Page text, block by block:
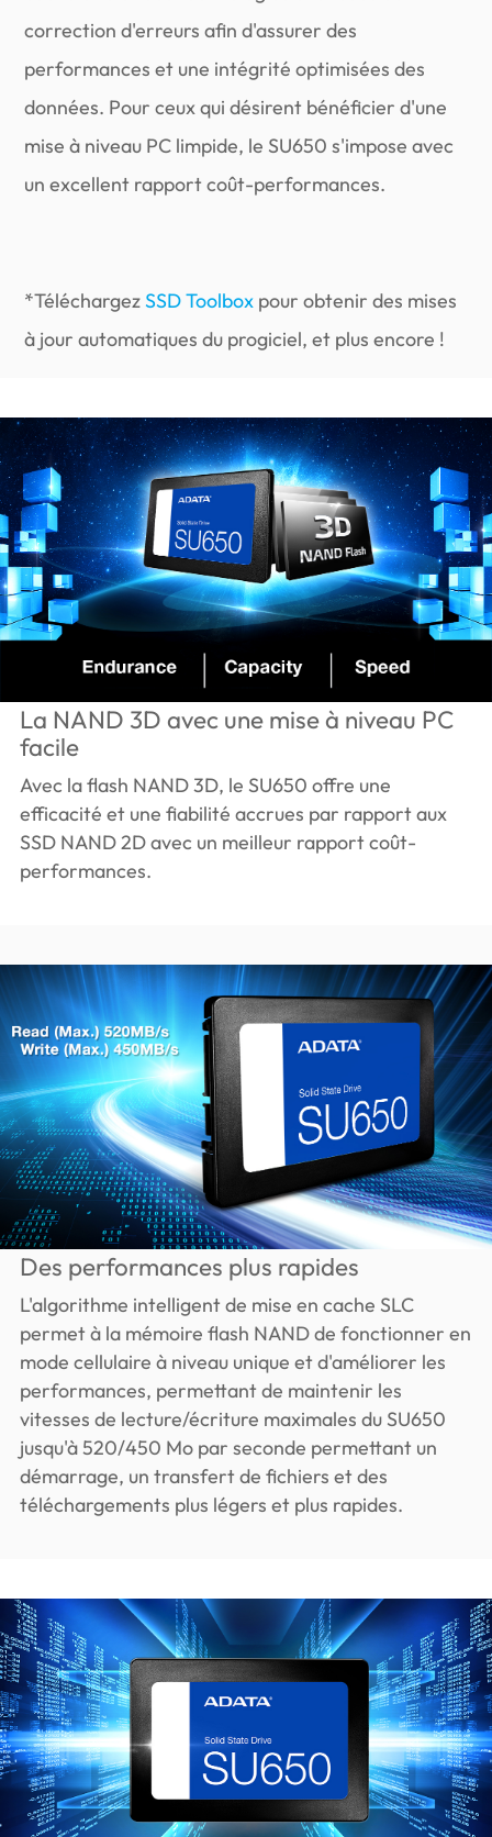
correction d'erreurs afin d'assurer des
performances et une intégrité optimisées des
données. Pour ceux qui désirent bénéficier d'une
mise à niveau PC limpide, le SU650 s'impose avec
un excellent rapport coût-performances.
*TéléchargezSSD Toolbox pour obtenir des mises
à jour automatiques du progiciel, et plus encore !
La NAND 3D avec une mise à niveau PC
facile
Avec la flash NAND 3D, le SU650 offre une
efficacité et une fiabilité accrues par rapport aux
SSD NAND 2D avec un meilleur rapport coût-
performances.
Des performances plus rapides
L'algorithme intelligent de mise en cache SLC
permet à la mémoire flash NAND de fonctionner en
mode cellulaire à niveau unique et d'améliorer les
performances, permettant de maintenir les
vitesses de lecture/écriture maximales du SU650
jusqu'à 520/450 Mo par seconde permettant un
démarrage, un transfert de fichiers et des
téléchargements plus légers et plus rapides.